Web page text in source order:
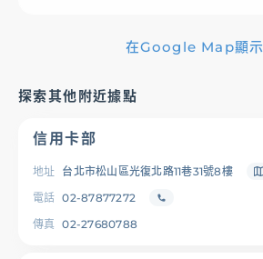
財富管理/信託/保險
數位生活
在Google Map顯示
探索其他附近據點
信用卡部
地址 台北市松山區光復北路11巷31號8樓
電話 02-87877272
傳真 02-27680788